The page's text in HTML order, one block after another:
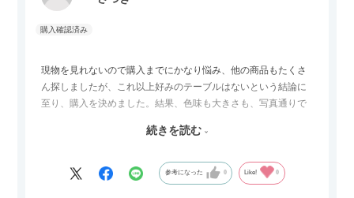
現物を見れないので購入までにかなり悩み、他の商品もたくさ
ん探しましたが、これ以上好みのテーブルはないという結論に
至り、購入を決めました。結果、色味も大きさも、写真通りで
セラミック天板が思った以上に滑りが良く、汚れも拭きやすい
はいけないかもしれません。天板が冷たいので冬にどうなるの
かなというのも気になります。
続きを読む
参考になった 0 Like! 0